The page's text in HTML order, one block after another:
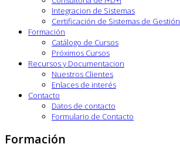
Integracion de Sistemas
Certificación de Sistemas de Gestión
Formación
Catálogo de Cursos
Próximos Cursos
Recursos y Documentacion
Nuestros Clientes
Enlaces de interés
Contacto
Datos de contacto
Formulario de Contacto
Formación